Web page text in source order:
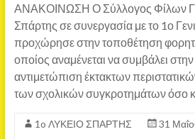
ΑΝΑΚΟΙΝΩΣΗ Ο Σύλλογος Φίλων
Σπάρτης σε συνεργασία με το 1ο
προχώρησε στην τοποθέτηση
οποίος αναμένεται να συμβάλει
αντιμετώπιση έκτακτων
των σχολικών συγκροτημάτων όσο
1o ΛΥΚΕΙΟ ΣΠΑΡΤΗΣ
31